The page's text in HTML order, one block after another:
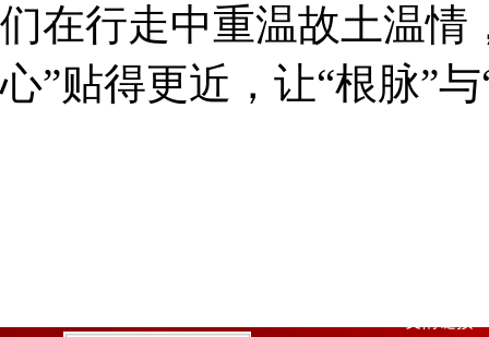
们在行走中重温故土温情
心”贴得更近，让“根脉”